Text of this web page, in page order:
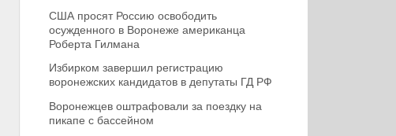
США просят Россию освободить
осужденного в Воронеже американца
Роберта Гилмана
Избирком завершил регистрацию
воронежских кандидатов в депутаты ГД РФ
Воронежцев оштрафовали за поездку на
пикапе с бассейном